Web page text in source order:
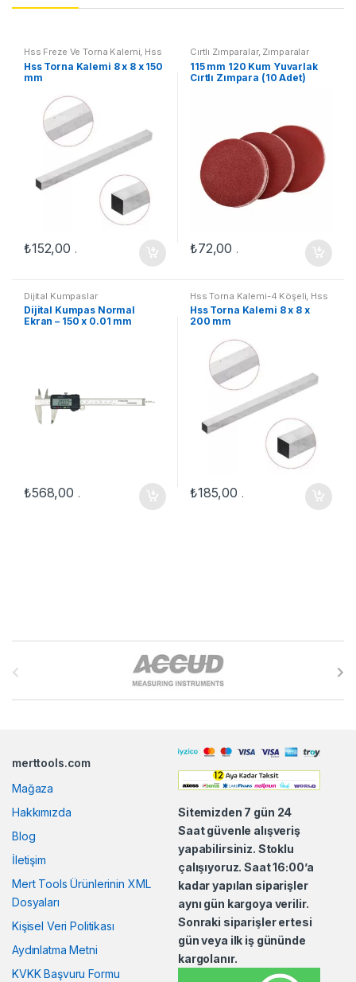
Hss Freze Ve Torna Kalemi, Hss
Torna Kalemi-4 Köşeli
Hss Torna Kalemi 8 x 8 x 150
mm
₺152,00 .
Cırtlı Zımparalar, Zımparalar
115 mm 120 Kum Yuvarlak
Cırtlı Zımpara (10 Adet)
₺72,00 .
Dijital Kumpaslar
Dijital Kumpas Normal
Ekran – 150 x 0.01 mm
₺568,00 .
Hss Torna Kalemi-4 Köşeli Hss
Freze Ve Torna Kalemi
Hss Torna Kalemi 8 x 8 x
200 mm
₺185,00 .
C
merttools.com
Mağaza
Hakkımızda
Blog
İletişim
Mert Tools Ürünlerinin XML
Dosyaları
Kişisel Veri Politikası
Aydınlatma Metni
KVKK Başvuru Formu
Sitemizden 7 gün 24
Saat güvenle alışveriş
yapabilirsiniz. Stoklu
çalışıyoruz. Saat 16:00’a
kadar yapılan siparişler
aynı gün kargoya verilir.
Sonraki siparişler ertesi
gün veya ilk iş gününde
kargolanır.